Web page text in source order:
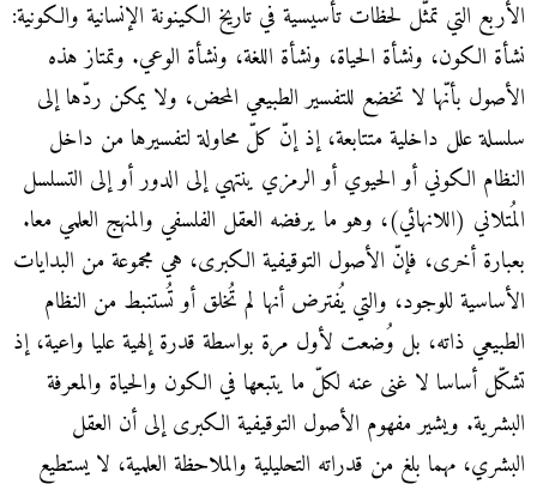
الأربع التي تمثّل لحظات تأسيسية في تاريخ الكينونة الإنسانية والكونية:
نشأة الكون، ونشأة الحياة، ونشأة اللغة، ونشأة الوعي. وتمتاز هذه
الأصول بأنّها لا تخضع للتفسير الطبيعي المحض، ولا يمكن ردّها إلى
سلسلة علل داخلية متتابعة، إذ إنّ كلّ محاولة لتفسيرها من داخل
النظام الكوني أو الحيوي أو الرمزي ينتهي إلى الدور أو إلى التسلسل
المُتلاني (اللانهائي)، وهو ما يرفضه العقل الفلسفي والمنهج العلمي معا.
بعبارة أخرى، فإنّ الأصول التوقيفية الكبرى، هي مجموعة من البدايات
الأساسية للوجود، والتي يُفترض أنها لم تُخلق أو تُستنبط من النظام
الطبيعي ذاته، بل وُضعت لأول مرة بواسطة قدرة إلهية عليا واعية، إذ
تشكّل أساسا لا غنى عنه لكلّ ما يتبعها في الكون والحياة والمعرفة
البشرية. ويشير مفهوم الأصول التوقيفية الكبرى إلى أن العقل
البشري، مهما بلغ من قدراته التحليلية والملاحظة العلمية، لا يستطيع